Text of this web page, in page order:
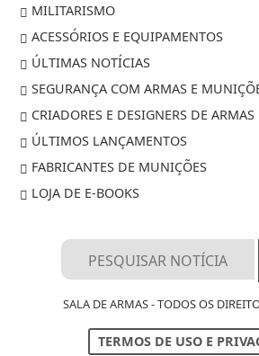
MILITARISMO
ACESSÓRIOS E EQUIPAMENTOS
ÚLTIMAS NOTÍCIAS
SEGURANÇA COM ARMAS E
CRIADORES E DESIGNERS DE ARMAS
ÚLTIMOS LANÇAMENTOS
FABRICANTES DE MUNIÇÕES
LOJA DE E-BOOKS
SALA DE ARMAS - TODOS OS
TERMOS DE USO E
Termos de Uso e
experiência de navegação. Ao